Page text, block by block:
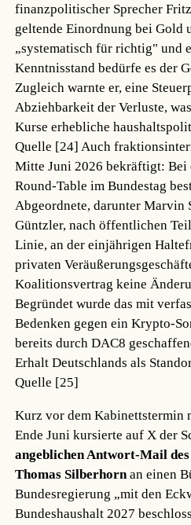
finanzpolitischer Sprecher
geltende Einordnung bei Gold
„systematisch für richtig" und
Kenntnisstand bedürfe es der
Zugleich warnte er, eine
Abziehbarkeit der Verluste,
Kurse erhebliche
Quelle [24] Auch
Mitte Juni 2026 bekräftigt: Bei
Round-Table im Bundestag
Abgeordnete, darunter Marvin
Güntzler, nach öffentlichen
Linie, an der einjährigen
privaten
Koalitionsvertrag keine
Begründet wurde das mit
Bedenken gegen ein Krypto-
bereits durch DAC8
Erhalt Deutschlands als
Quelle [25]
Kurz vor dem Kabinettstermin
Ende Juni kursierte auf X der
angeblichen Antwort-Mail
Thomas Silberhorn an einen
Bundesregierung „mit den
Bundeshaushalt 2027